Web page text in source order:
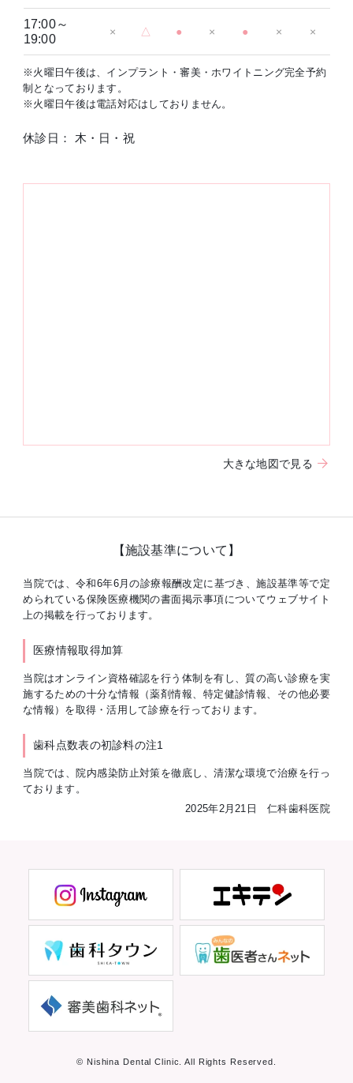
17:00～
19:00
× △ ● × ● × ×
※火曜日午後は、インプラント・審美・ホワイトニング完全予約
制となっております。
※火曜日午後は電話対応はしておりません。
休診日： 木・日・祝
大きな地図で見る
【施設基準について】
当院では、令和6年6月の診療報酬改定に基づき、施設基準等で定
められている保険医療機関の書面掲示事項についてウェブサイト
上の掲載を行っております。
医療情報取得加算
当院はオンライン資格確認を行う体制を有し、質の高い診療を実
施するための十分な情報（薬剤情報、特定健診情報、その他必要
な情報）を取得・活用して診療を行っております。
歯科点数表の初診料の注1
当院では、院内感染防止対策を徹底し、清潔な環境で治療を行っ
ております。
2025年2月21日 仁科歯科医院
© Nishina Dental Clinic. All Rights Reserved.